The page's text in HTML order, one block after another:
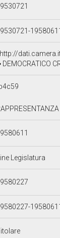
19580611
DEMOCRATICO
Legislatura
19580611